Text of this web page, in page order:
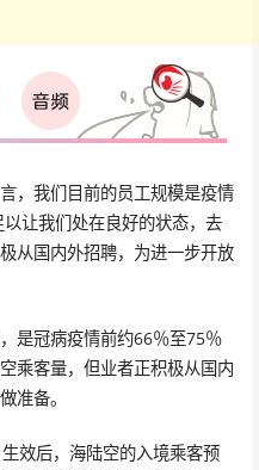
，我们目前的员工规模是疫情
让我们处在良好的状态，去
从国内外招聘，为进一步开放
是冠病疫情前约66％至75％
乘客量，但业者正积极从国内
准备。
效后，海陆空的入境乘客预